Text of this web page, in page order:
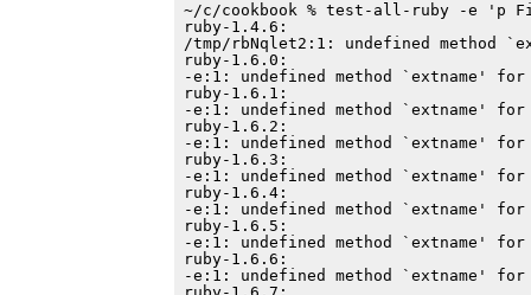
~/c/cookbook % test-all-ruby -e 'p
ruby-1.4.6:
/tmp/rbNqlet2:1: undefined method
ruby-1.6.0:
-e:1: undefined method `extname'
ruby-1.6.1:
-e:1: undefined method `extname'
ruby-1.6.2:
-e:1: undefined method `extname'
ruby-1.6.3:
-e:1: undefined method `extname'
ruby-1.6.4:
-e:1: undefined method `extname'
ruby-1.6.5:
-e:1: undefined method `extname'
ruby-1.6.6:
-e:1: undefined method `extname'